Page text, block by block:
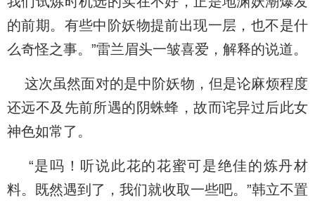
的前期。有些中阶妖物提前出现一层，也不是什
么奇怪之事。”雷兰眉头一皱喜爱，解释的说道。
这次虽然面对的是中阶妖物，但是论麻烦程度
还远不及先前所遇的阴蛛蜂，故而诧异过后此女
神色如常了。
“是吗！听说此花的花蜜可是绝佳的炼丹材
料。既然遇到了，我们就收取一些吧。”韩立不置